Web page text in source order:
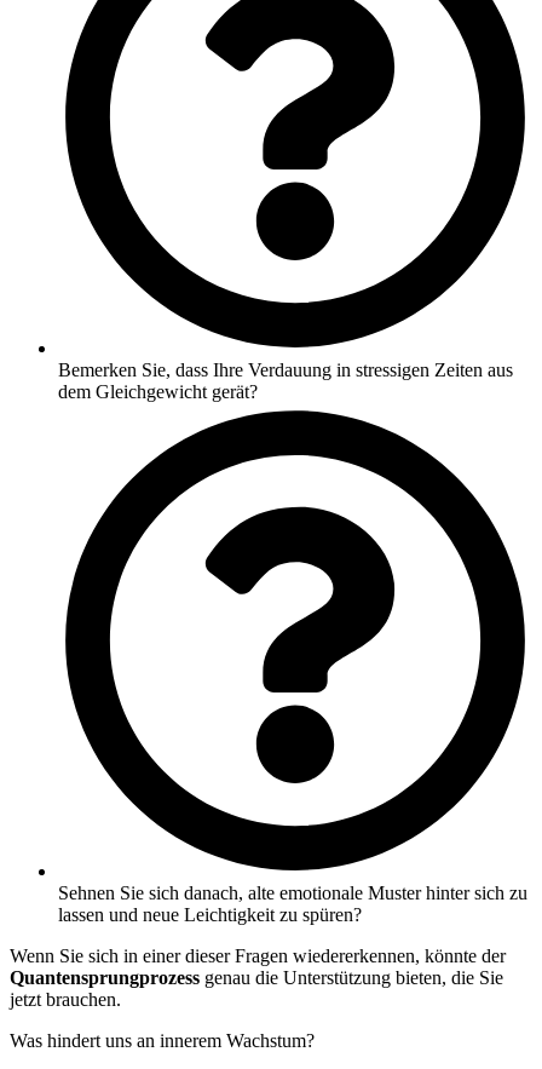
Bemerken Sie, dass Ihre Verdauung in stressigen Zeiten aus
dem Gleichgewicht gerät?
Sehnen Sie sich danach, alte emotionale Muster hinter sich zu
lassen und neue Leichtigkeit zu spüren?
Wenn Sie sich in einer dieser Fragen wiedererkennen, könnte der
Quantensprungprozess genau die Unterstützung bieten, die Sie
jetzt brauchen.
Was hindert uns an innerem Wachstum?